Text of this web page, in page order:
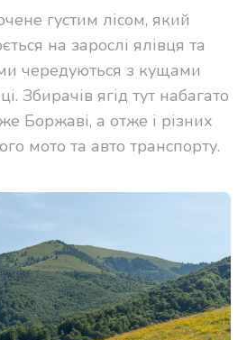
густим лісом, який
на зарослі ялівця та
чередуються з кущами
Збирачів ягід тут набагато
Боржаві, а отже і різних
мото та авто транспорту.